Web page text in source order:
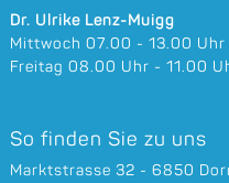
Dr. Ulrike Lenz-Muigg
Mittwoch 07.00 - 13.00 Uhr
Freitag 08.00 Uhr - 11.00
So finden Sie zu uns
Marktstrasse 32 - 6850